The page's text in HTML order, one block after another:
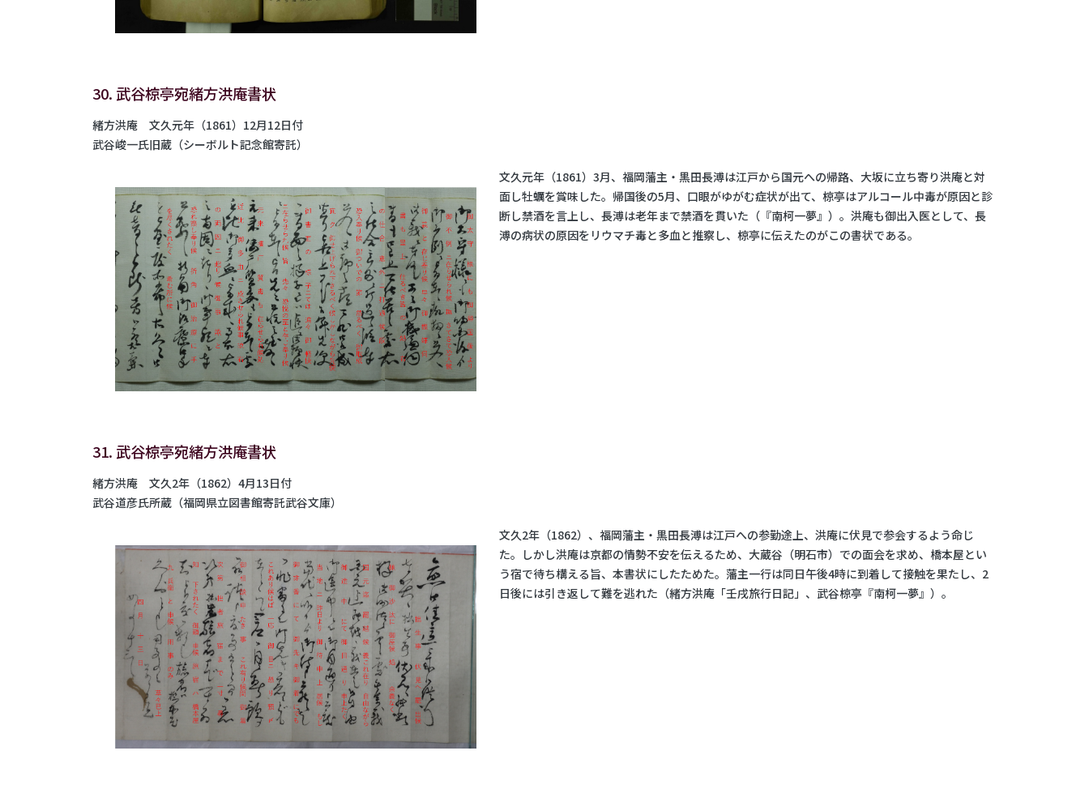
30. 武谷椋亭宛緒方洪庵書状
緒方洪庵 文久元年（1861）12月12日付
武谷峻一氏旧蔵（シーボルト記念館寄託）
文久元年（1861）3月、福岡藩主・黒田長溥は江戸から国元への帰路、大坂に立ち寄り洪庵と対
面し牡蠣を賞味した。帰国後の5月、口眼がゆがむ症状が出て、椋亭はアルコール中毒が原因と診
断し禁酒を言上し、長溥は老年まで禁酒を貫いた（『南柯一夢』）。洪庵も御出入医として、長
溥の病状の原因をリウマチ毒と多血と推察し、椋亭に伝えたのがこの書状である。
31. 武谷椋亭宛緒方洪庵書状
緒方洪庵 文久2年（1862）4月13日付
武谷道彦氏所蔵（福岡県立図書館寄託武谷文庫）
文久2年（1862）、福岡藩主・黒田長溥は江戸への参勤途上、洪庵に伏見で参会するよう命じ
た。しかし洪庵は京都の情勢不安を伝えるため、大蔵谷（明石市）での面会を求め、橋本屋とい
う宿で待ち構える旨、本書状にしたためた。藩主一行は同日午後4時に到着して接触を果たし、2
日後には引き返して難を逃れた（緒方洪庵「壬戌旅行日記」、武谷椋亭『南柯一夢』）。